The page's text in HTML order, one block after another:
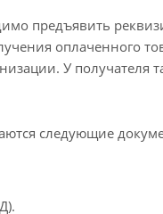
предъявить
оплаченного
У
следующие